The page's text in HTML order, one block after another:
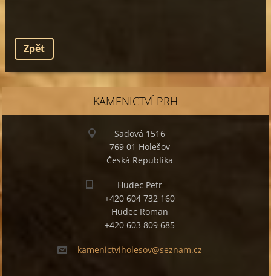
Zpět
KAMENICTVÍ PRH
Sadová 1516
769 01 Holešov
Česká Republika
Hudec Petr
+420 604 732 160
Hudec Roman
+420 603 809 685
kamenictviholesov@seznam.cz